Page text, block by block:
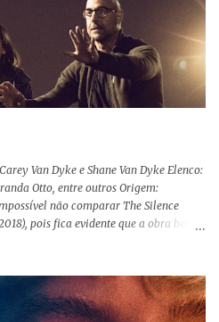
da sociedade na vida de um ser
e desconforto do inicio ao fim da
após deixar o cinema. Trata-se de
lida com temas sensíveis, como
física. Todo esse turbilhão de
Van Dyke e Shane Van Dyke Elenco:
Otto, entre outros Origem:
não comparar The Silence
pois fica evidente que a obra bebe
a obra de John Krasinski
audições aguçadas eram seres da
em uma caverna recém descoberta,